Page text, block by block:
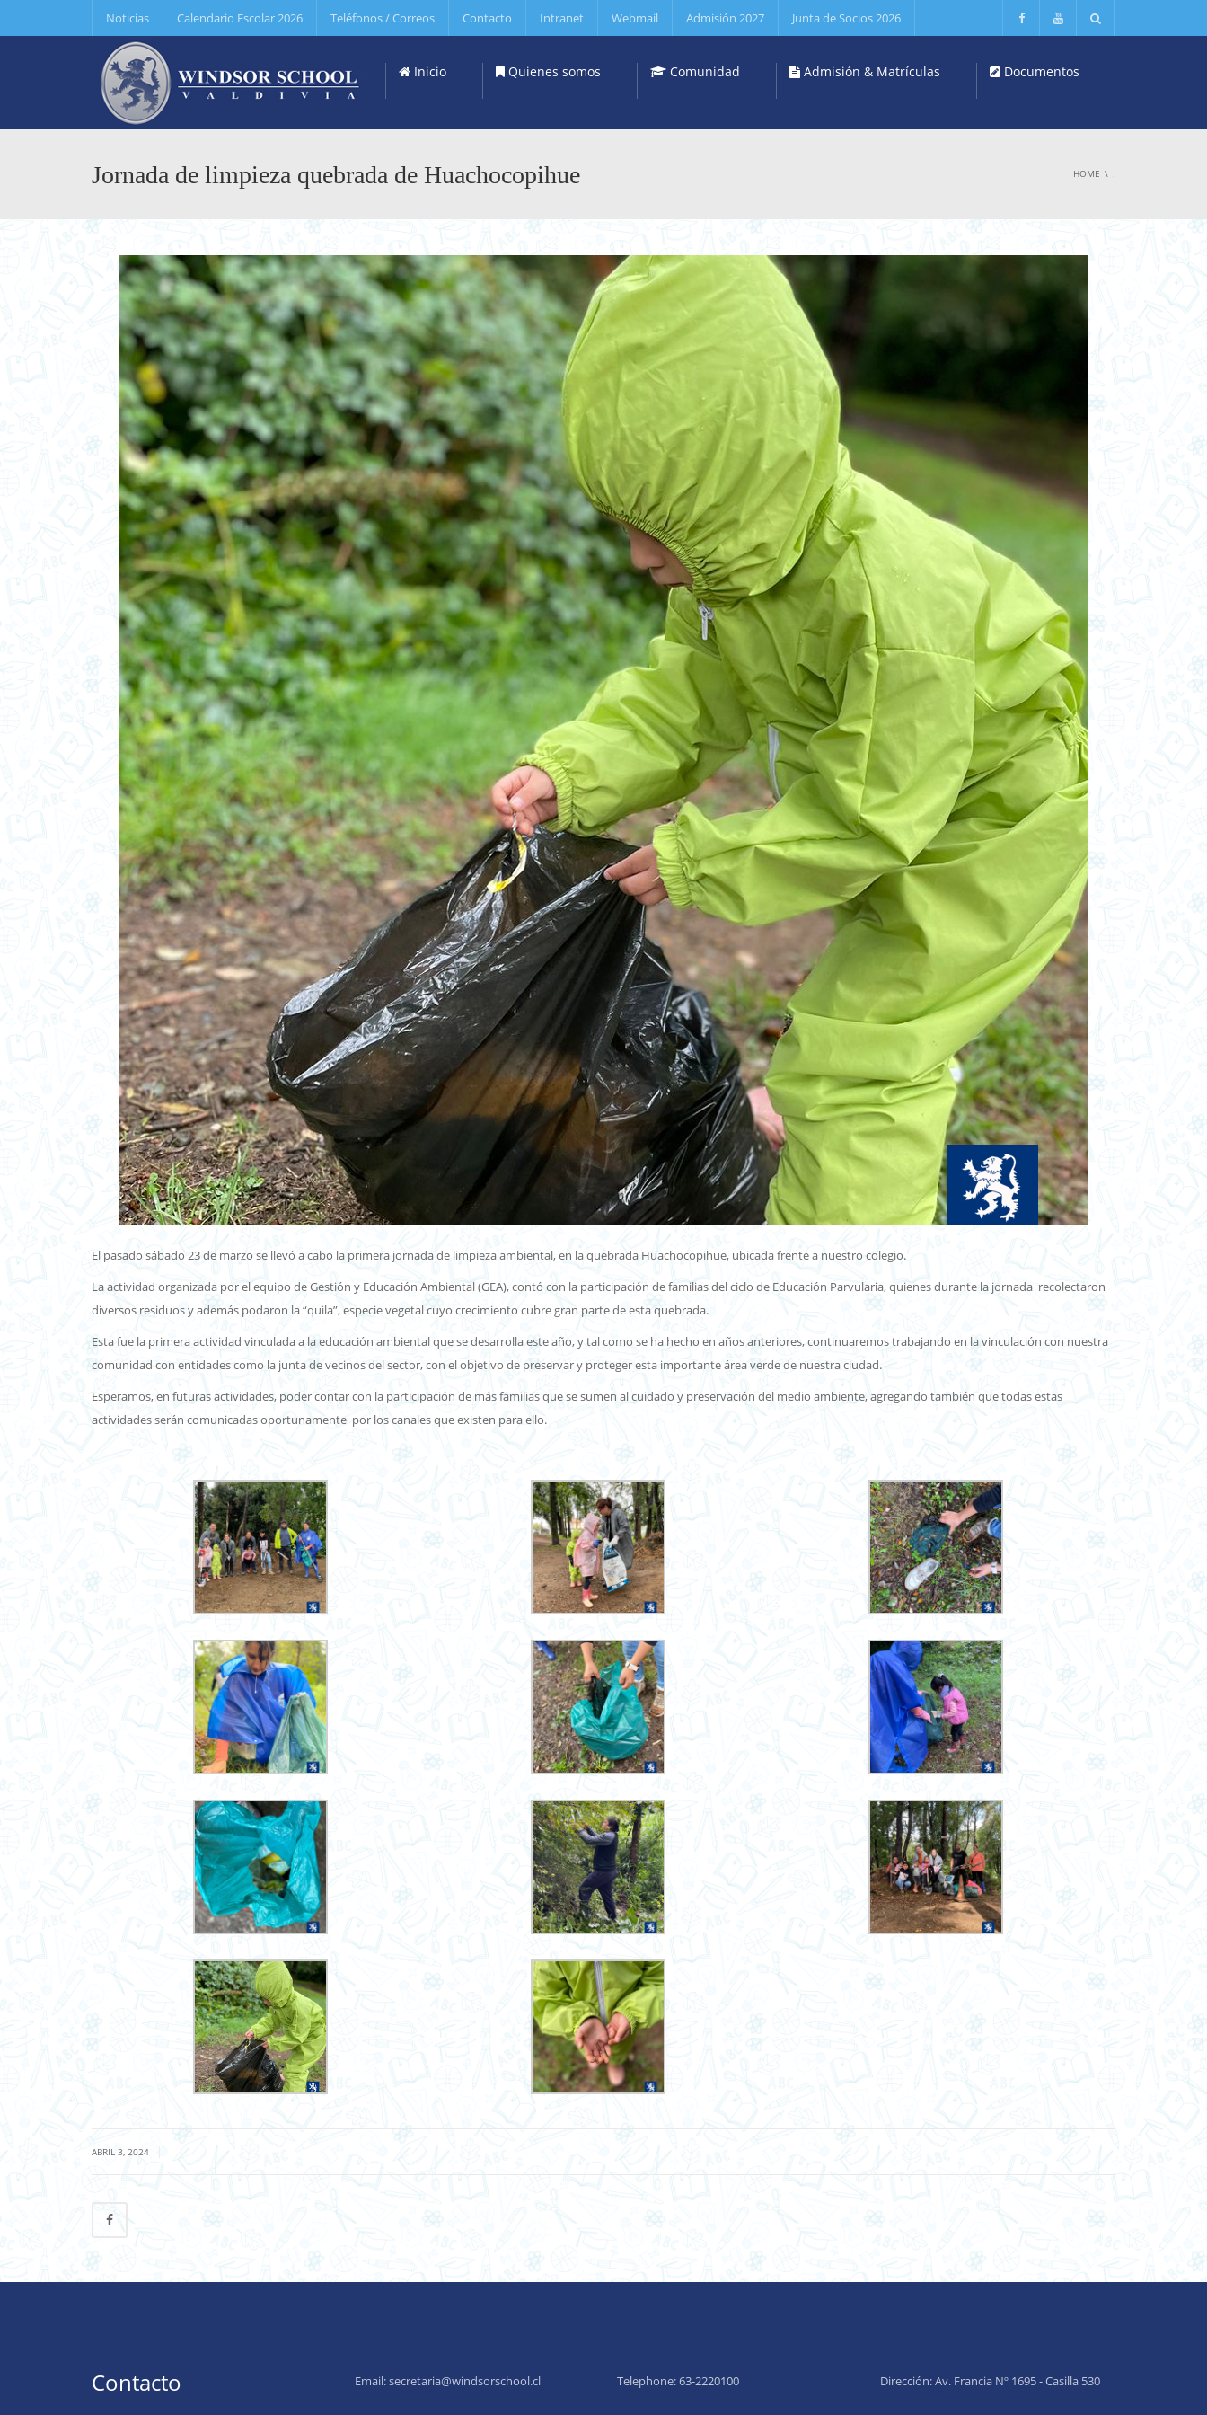
Noticias Calendario Escolar 2026 Teléfonos / Correos Contacto Intranet Webmail Admisión 2027 Junta de Socios 2026
Inicio Quienes somos Comunidad Admisión & Matrículas Documentos
Jornada de limpieza quebrada de Huachocopihue HOME .
El pasado sábado 23 de marzo se llevó a cabo la primera jornada de limpieza ambiental, en la quebrada Huachocopihue, ubicada frente a nuestro colegio.
La actividad organizada por el equipo de Gestión y Educación Ambiental (GEA), contó con la participación de familias del ciclo de Educación Parvularia, quienes durante la jornada recolectaron
diversos residuos y además podaron la “quila”, especie vegetal cuyo crecimiento cubre gran parte de esta quebrada.
Esta fue la primera actividad vinculada a la educación ambiental que se desarrolla este año, y tal como se ha hecho en años anteriores, continuaremos trabajando en la vinculación con nuestra
comunidad con entidades como la junta de vecinos del sector, con el objetivo de preservar y proteger esta importante área verde de nuestra ciudad.
Esperamos, en futuras actividades, poder contar con la participación de más familias que se sumen al cuidado y preservación del medio ambiente, agregando también que todas estas
actividades serán comunicadas oportunamente por los canales que existen para ello.
ABRIL 3, 2024
Contacto Email:secretaria@windsorschool.cl Telephone: 63-2220100 Dirección: Av. Francia Nº 1695 - Casilla 530